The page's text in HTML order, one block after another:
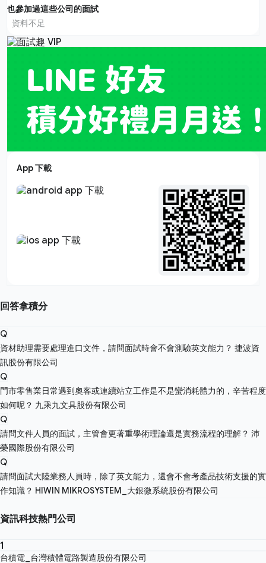
也參加過這些公司的面試
資料不足
App 下載
回答拿積分
Q
資材助理需要處理進口文件，請問面試時會不會測驗英文能力？ 捷波資
訊股份有限公司
Q
門市零售業日常遇到奧客或連續站立工作是不是蠻消耗體力的，辛苦程度
如何呢？ 九乘九文具股份有限公司
Q
請問文件人員的面試，主管會更著重學術理論還是實務流程的理解？ 沛
榮國際股份有限公司
Q
請問面試大陸業務人員時，除了英文能力，還會不會考產品技術支援的實
作知識？ HIWIN MIKROSYSTEM_大銀微系統股份有限公司
資訊科技熱門公司
1
台積電_台灣積體電路製造股份有限公司